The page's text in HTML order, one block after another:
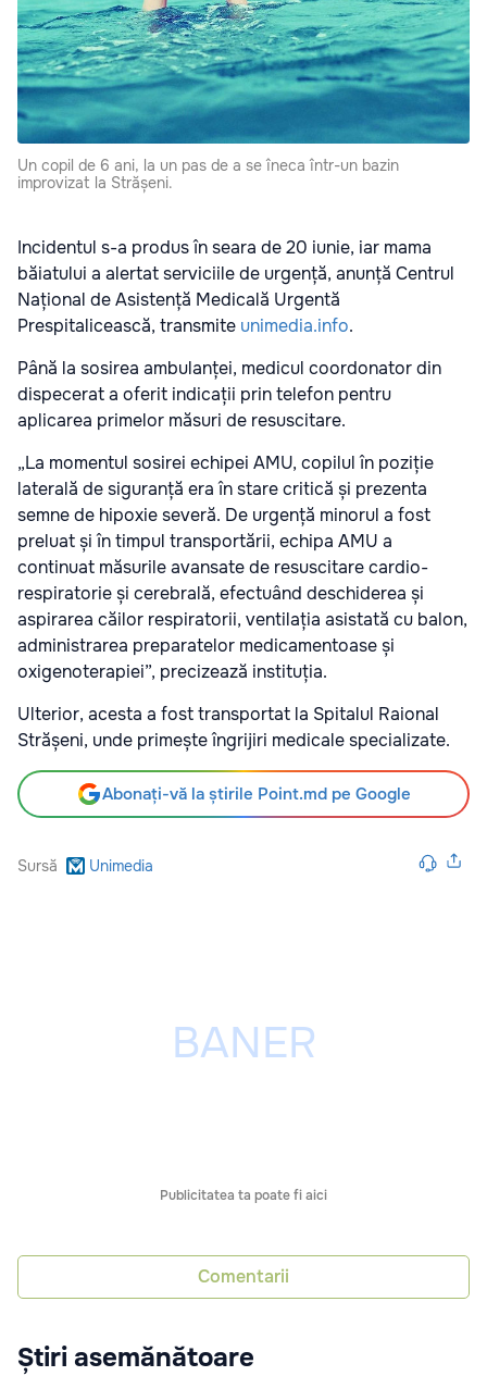
Un copil de 6 ani, la un pas de a se îneca într-un bazin
improvizat la Strășeni.
Incidentul s-a produs în seara de 20 iunie, iar mama
băiatului a alertat serviciile de urgență, anunță Centrul
Național de Asistență Medicală Urgentă
Prespitalicească, transmite unimedia.info.
Până la sosirea ambulanței, medicul coordonator din
dispecerat a oferit indicații prin telefon pentru
aplicarea primelor măsuri de resuscitare.
„La momentul sosirei echipei AMU, copilul în poziție
laterală de siguranță era în stare critică și prezenta
semne de hipoxie severă. De urgență minorul a fost
preluat și în timpul transportării, echipa AMU a
continuat măsurile avansate de resuscitare cardio-
respiratorie și cerebrală, efectuând deschiderea și
aspirarea căilor respiratorii, ventilația asistată cu balon,
administrarea preparatelor medicamentoase și
oxigenoterapiei”, precizează instituția.
Ulterior, acesta a fost transportat la Spitalul Raional
Strășeni, unde primește îngrijiri medicale specializate.
Abonați-vă la știrile Point.md pe Google
Sursă Unimedia
Publicitatea ta poate fi aici
Comentarii
Știri asemănătoare